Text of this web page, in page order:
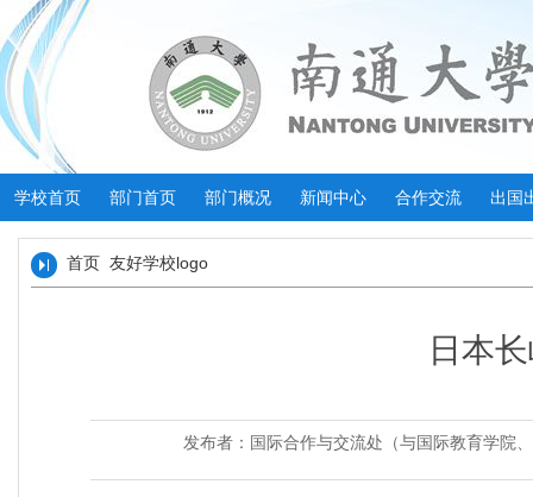
学校首页 部门首页 部门概况 新闻中心 合作交流 出国
首页 友好学校logo
日本
发布者：国际合作与交流处（与国际教育学院